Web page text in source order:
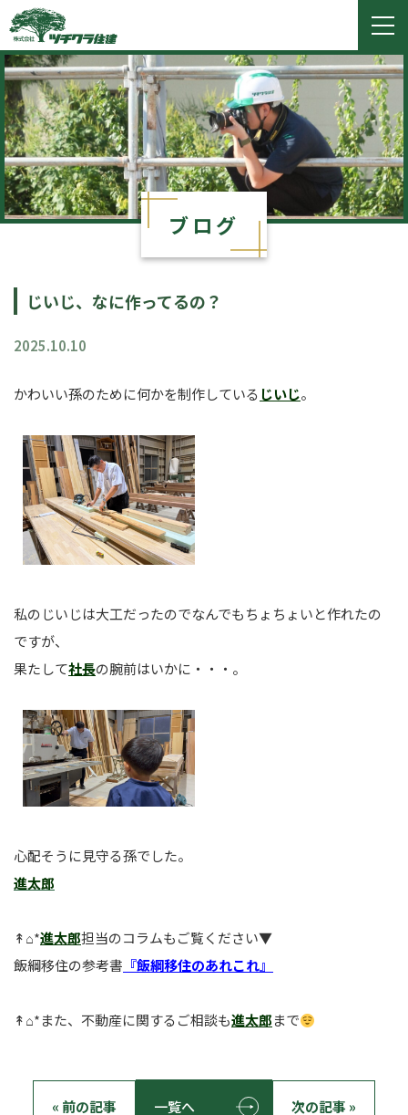
ブログ
じいじ、なに作ってるの？
2025.10.10
かわいい孫のために何かを制作している じいじ。
私のじいじは大工だったのでなんでもちょちょいと作れたの
ですが、
果たして社長の腕前はいかに・・・。
心配そうに見守る孫でした。
進太郎
↟⌂*進太郎担当のコラムもご覧ください▼
飯綱移住の参考書 『飯綱移住のあれこれ』
↟⌂*また、不動産に関するご相談も進太郎まで
« 前の記事 一覧へ 次の記事 »